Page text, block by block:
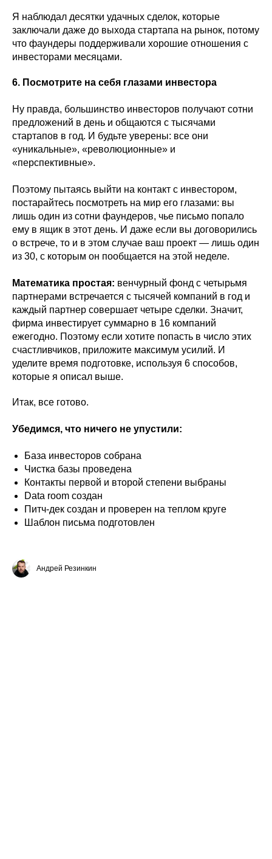
Я наблюдал десятки удачных сделок, которые
заключали даже до выхода стартапа на рынок, потому
что фаундеры поддерживали хорошие отношения с
инвесторами месяцами.
6. Посмотрите на себя глазами инвестора
Ну правда, большинство инвесторов получают сотни
предложений в день и общаются с тысячами
стартапов в год. И будьте уверены: все они
«уникальные», «революционные» и
«перспективные».
Поэтому пытаясь выйти на контакт с инвестором,
постарайтесь посмотреть на мир его глазами: вы
лишь один из сотни фаундеров, чье письмо попало
ему в ящик в этот день. И даже если вы договорились
о встрече, то и в этом случае ваш проект — лишь один
из 30, с которым он пообщается на этой неделе.
Математика простая: венчурный фонд с четырьмя
партнерами встречается с тысячей компаний в год и
каждый партнер совершает четыре сделки. Значит,
фирма инвестирует суммарно в 16 компаний
ежегодно. Поэтому если хотите попасть в число этих
счастливчиков, приложите максимум усилий. И
уделите время подготовке, используя 6 способов,
которые я описал выше.
Итак, все готово.
Убедимся, что ничего не упустили:
База инвесторов собрана
Чистка базы проведена
Контакты первой и второй степени выбраны
Data room создан
Питч-дек создан и проверен на теплом круге
Шаблон письма подготовлен
Андрей Резинкин